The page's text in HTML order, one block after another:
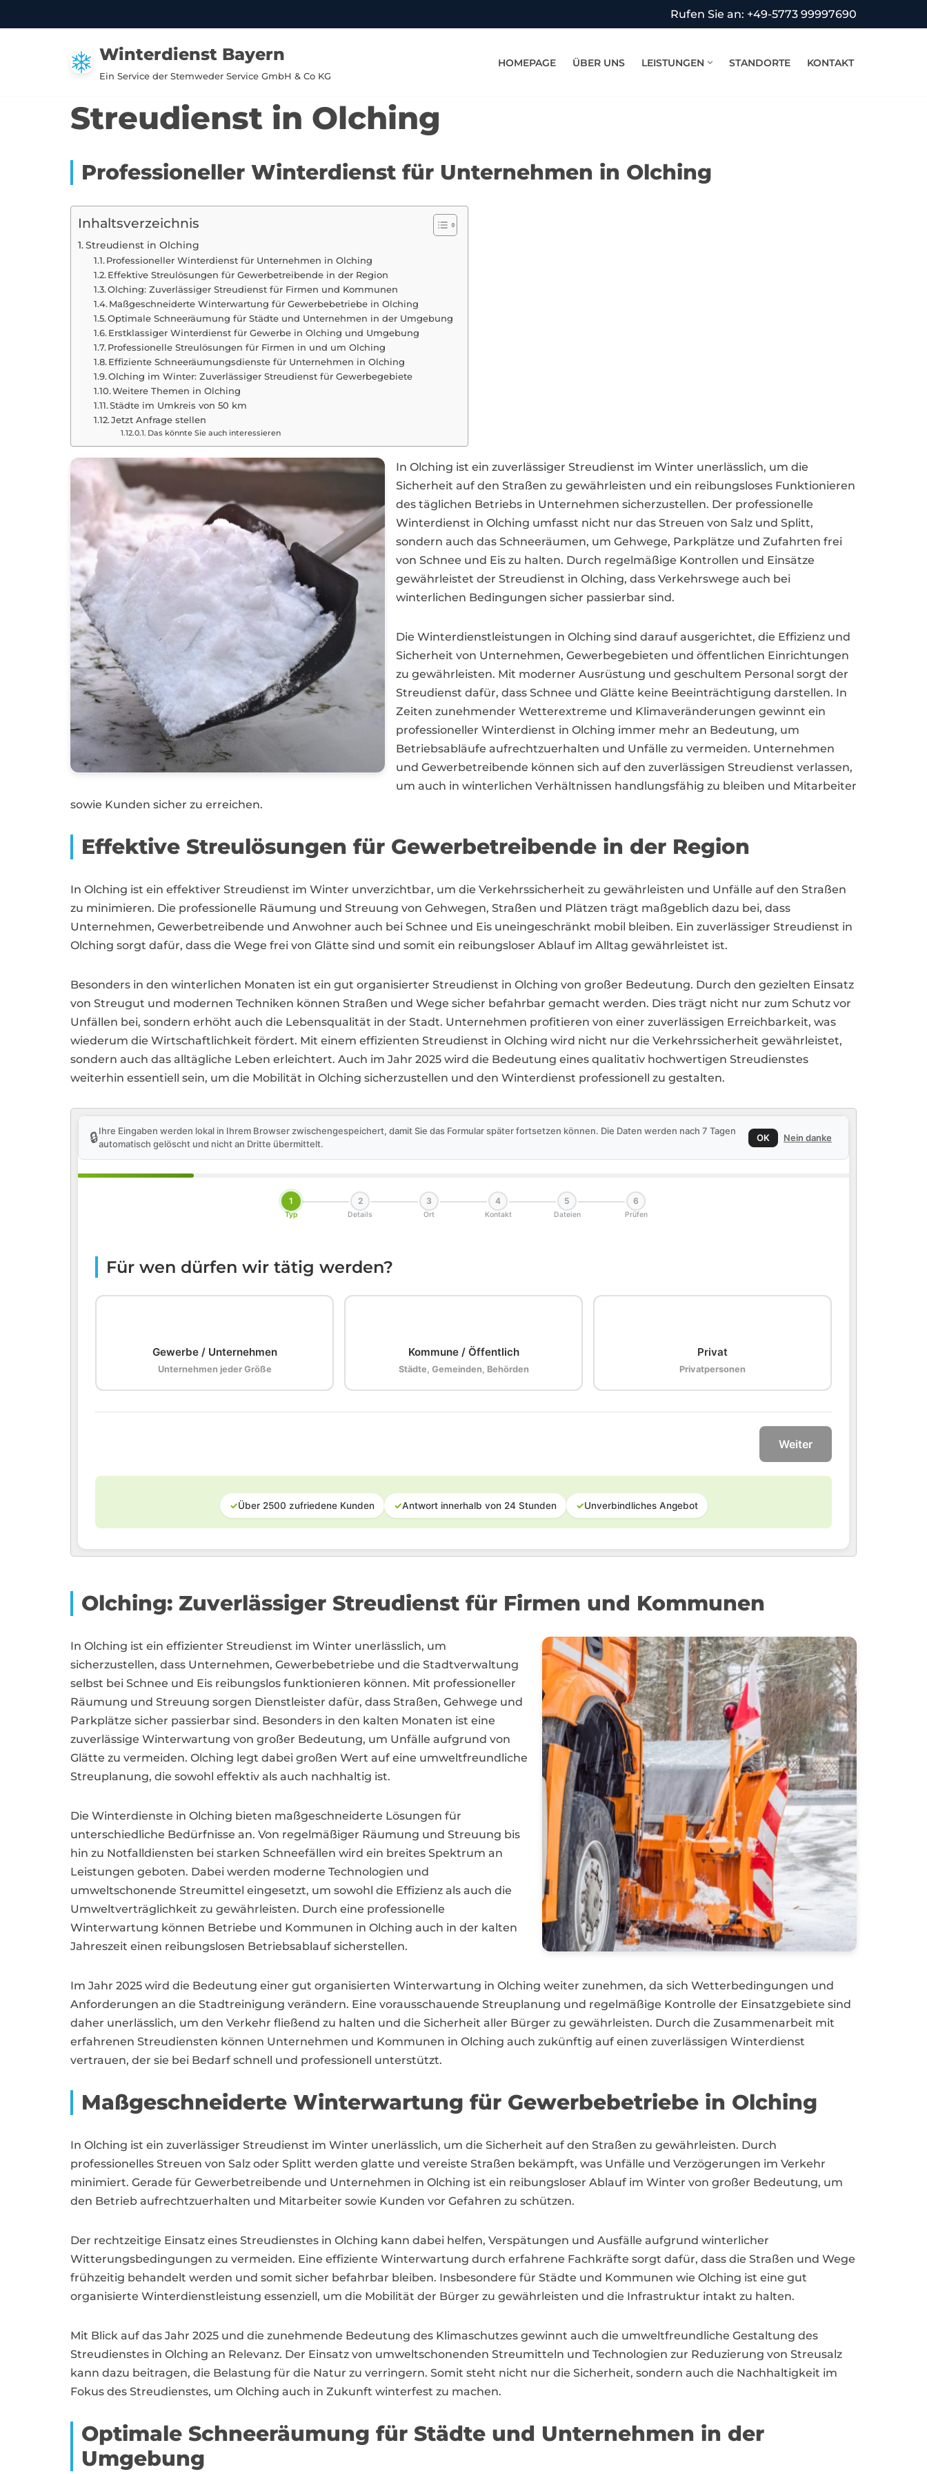
Rufen Sie an: +49-5773 99997690
Winterdienst Bayern
Ein Service der Stemweder Service GmbH & Co KG
HOMEPAGE ÜBER UNS LEISTUNGEN STANDORTE KONTAKT
Streudienst in Olching
Professioneller Winterdienst für Unternehmen in Olching
Inhaltsverzeichnis
Streudienst in Olching
Professioneller Winterdienst für Unternehmen in Olching
Effektive Streulösungen für Gewerbetreibende in der Region
Olching: Zuverlässiger Streudienst für Firmen und Kommunen
Maßgeschneiderte Winterwartung für Gewerbebetriebe in Olching
Optimale Schneeräumung für Städte und Unternehmen in der Umgebung
Erstklassiger Winterdienst für Gewerbe in Olching und Umgebung
Professionelle Streulösungen für Firmen in und um Olching
Effiziente Schneeräumungsdienste für Unternehmen in Olching
Olching im Winter: Zuverlässiger Streudienst für Gewerbegebiete
Weitere Themen in Olching
Städte im Umkreis von 50 km
Jetzt Anfrage stellen
Das könnte Sie auch interessieren
In Olching ist ein zuverlässiger Streudienst im Winter unerlässlich, um die
Sicherheit auf den Straßen zu gewährleisten und ein reibungsloses Funktionieren
des täglichen Betriebs in Unternehmen sicherzustellen. Der professionelle
Winterdienst in Olching umfasst nicht nur das Streuen von Salz und Splitt,
sondern auch das Schneeräumen, um Gehwege, Parkplätze und Zufahrten frei
von Schnee und Eis zu halten. Durch regelmäßige Kontrollen und Einsätze
gewährleistet der Streudienst in Olching, dass Verkehrswege auch bei
winterlichen Bedingungen sicher passierbar sind.
Die Winterdienstleistungen in Olching sind darauf ausgerichtet, die Effizienz und
Sicherheit von Unternehmen, Gewerbegebieten und öffentlichen Einrichtungen
zu gewährleisten. Mit moderner Ausrüstung und geschultem Personal sorgt der
Streudienst dafür, dass Schnee und Glätte keine Beeinträchtigung darstellen. In
Zeiten zunehmender Wetterextreme und Klimaveränderungen gewinnt ein
professioneller Winterdienst in Olching immer mehr an Bedeutung, um
Betriebsabläufe aufrechtzuerhalten und Unfälle zu vermeiden. Unternehmen
und Gewerbetreibende können sich auf den zuverlässigen Streudienst verlassen,
um auch in winterlichen Verhältnissen handlungsfähig zu bleiben und Mitarbeiter
sowie Kunden sicher zu erreichen.
Effektive Streulösungen für Gewerbetreibende in der Region
In Olching ist ein effektiver Streudienst im Winter unverzichtbar, um die Verkehrssicherheit zu gewährleisten und Unfälle auf den Straßen
zu minimieren. Die professionelle Räumung und Streuung von Gehwegen, Straßen und Plätzen trägt maßgeblich dazu bei, dass
Unternehmen, Gewerbetreibende und Anwohner auch bei Schnee und Eis uneingeschränkt mobil bleiben. Ein zuverlässiger Streudienst in
Olching sorgt dafür, dass die Wege frei von Glätte sind und somit ein reibungsloser Ablauf im Alltag gewährleistet ist.
Besonders in den winterlichen Monaten ist ein gut organisierter Streudienst in Olching von großer Bedeutung. Durch den gezielten Einsatz
von Streugut und modernen Techniken können Straßen und Wege sicher befahrbar gemacht werden. Dies trägt nicht nur zum Schutz vor
Unfällen bei, sondern erhöht auch die Lebensqualität in der Stadt. Unternehmen profitieren von einer zuverlässigen Erreichbarkeit, was
wiederum die Wirtschaftlichkeit fördert. Mit einem effizienten Streudienst in Olching wird nicht nur die Verkehrssicherheit gewährleistet,
sondern auch das alltägliche Leben erleichtert. Auch im Jahr 2025 wird die Bedeutung eines qualitativ hochwertigen Streudienstes
weiterhin essentiell sein, um die Mobilität in Olching sicherzustellen und den Winterdienst professionell zu gestalten.
🔒Ihre Eingaben werden lokal in Ihrem Browser zwischengespeichert, damit Sie das Formular später fortsetzen können. Die Daten werden nach 7 Tagen
automatisch gelöscht und nicht an Dritte übermittelt.
OK Nein danke
1
Typ
2
Details
3
Ort
4
Kontakt
5
Dateien
6
Prüfen
Für wen dürfen wir tätig werden?
Gewerbe / Unternehmen
Unternehmen jeder Größe
Kommune / Öffentlich
Städte, Gemeinden, Behörden
Privat
Privatpersonen
Weiter
✓Über 2500 zufriedene Kunden ✓Antwort innerhalb von 24 Stunden ✓Unverbindliches Angebot
Olching: Zuverlässiger Streudienst für Firmen und Kommunen
In Olching ist ein effizienter Streudienst im Winter unerlässlich, um
sicherzustellen, dass Unternehmen, Gewerbebetriebe und die Stadtverwaltung
selbst bei Schnee und Eis reibungslos funktionieren können. Mit professioneller
Räumung und Streuung sorgen Dienstleister dafür, dass Straßen, Gehwege und
Parkplätze sicher passierbar sind. Besonders in den kalten Monaten ist eine
zuverlässige Winterwartung von großer Bedeutung, um Unfälle aufgrund von
Glätte zu vermeiden. Olching legt dabei großen Wert auf eine umweltfreundliche
Streuplanung, die sowohl effektiv als auch nachhaltig ist.
Die Winterdienste in Olching bieten maßgeschneiderte Lösungen für
unterschiedliche Bedürfnisse an. Von regelmäßiger Räumung und Streuung bis
hin zu Notfalldiensten bei starken Schneefällen wird ein breites Spektrum an
Leistungen geboten. Dabei werden moderne Technologien und
umweltschonende Streumittel eingesetzt, um sowohl die Effizienz als auch die
Umweltverträglichkeit zu gewährleisten. Durch eine professionelle
Winterwartung können Betriebe und Kommunen in Olching auch in der kalten
Jahreszeit einen reibungslosen Betriebsablauf sicherstellen.
Im Jahr 2025 wird die Bedeutung einer gut organisierten Winterwartung in Olching weiter zunehmen, da sich Wetterbedingungen und
Anforderungen an die Stadtreinigung verändern. Eine vorausschauende Streuplanung und regelmäßige Kontrolle der Einsatzgebiete sind
daher unerlässlich, um den Verkehr fließend zu halten und die Sicherheit aller Bürger zu gewährleisten. Durch die Zusammenarbeit mit
erfahrenen Streudiensten können Unternehmen und Kommunen in Olching auch zukünftig auf einen zuverlässigen Winterdienst
vertrauen, der sie bei Bedarf schnell und professionell unterstützt.
Maßgeschneiderte Winterwartung für Gewerbebetriebe in Olching
In Olching ist ein zuverlässiger Streudienst im Winter unerlässlich, um die Sicherheit auf den Straßen zu gewährleisten. Durch
professionelles Streuen von Salz oder Splitt werden glatte und vereiste Straßen bekämpft, was Unfälle und Verzögerungen im Verkehr
minimiert. Gerade für Gewerbetreibende und Unternehmen in Olching ist ein reibungsloser Ablauf im Winter von großer Bedeutung, um
den Betrieb aufrechtzuerhalten und Mitarbeiter sowie Kunden vor Gefahren zu schützen.
Der rechtzeitige Einsatz eines Streudienstes in Olching kann dabei helfen, Verspätungen und Ausfälle aufgrund winterlicher
Witterungsbedingungen zu vermeiden. Eine effiziente Winterwartung durch erfahrene Fachkräfte sorgt dafür, dass die Straßen und Wege
frühzeitig behandelt werden und somit sicher befahrbar bleiben. Insbesondere für Städte und Kommunen wie Olching ist eine gut
organisierte Winterdienstleistung essenziell, um die Mobilität der Bürger zu gewährleisten und die Infrastruktur intakt zu halten.
Mit Blick auf das Jahr 2025 und die zunehmende Bedeutung des Klimaschutzes gewinnt auch die umweltfreundliche Gestaltung des
Streudienstes in Olching an Relevanz. Der Einsatz von umweltschonenden Streumitteln und Technologien zur Reduzierung von Streusalz
kann dazu beitragen, die Belastung für die Natur zu verringern. Somit steht nicht nur die Sicherheit, sondern auch die Nachhaltigkeit im
Fokus des Streudienstes, um Olching auch in Zukunft winterfest zu machen.
Optimale Schneeräumung für Städte und Unternehmen in der
Umgebung